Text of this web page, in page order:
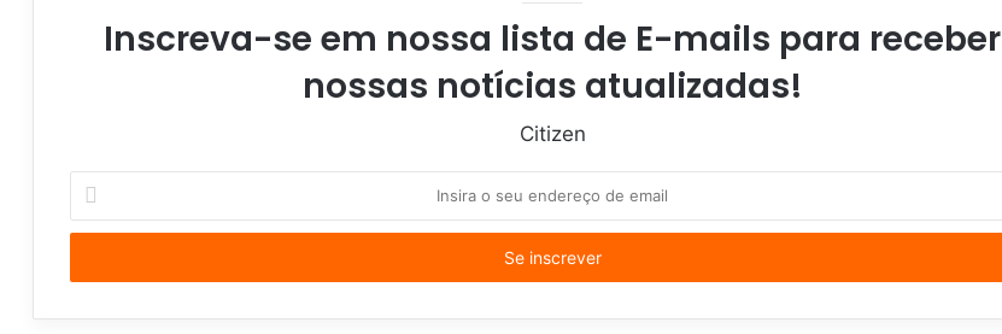
Inscreva-se em nossa lista de E-mails para receber
nossas notícias atualizadas!
Citizen
s
r